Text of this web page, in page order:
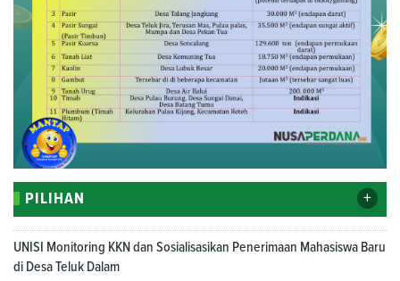
PILIHAN +
UNISI Monitoring KKN dan Sosialisasikan Penerimaan Mahasiswa Baru
di Desa Teluk Dalam